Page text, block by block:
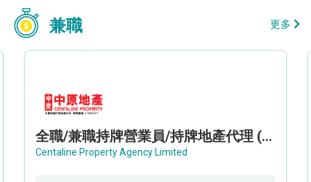
兼職 更多
全職/兼職持牌營業員/持牌地產代理 (長沙灣/將軍澳/油塘)
Centaline Property Agency Limited